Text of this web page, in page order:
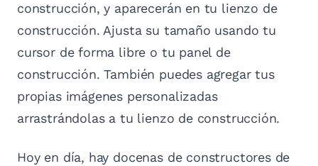
construcción, y aparecerán en tu lienzo de
construcción. Ajusta su tamaño usando tu
cursor de forma libre o tu panel de
construcción. También puedes agregar tus
propias imágenes personalizadas
arrastrándolas a tu lienzo de construcción.
Hoy en día, hay docenas de constructores de